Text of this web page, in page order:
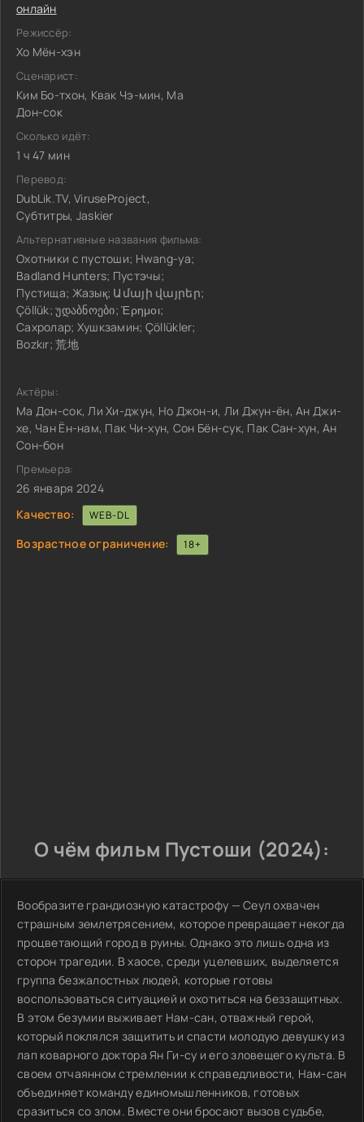
онлайн
Режиссёр:
Хо Мён-хэн
Сценарист:
Ким Бо-тхон, Квак Чэ-мин, Ма
Дон-сок
Сколько идёт:
1 ч 47 мин
Перевод:
DubLik.TV, ViruseProject,
Субтитры, Jaskier
Альтернативные названия фильма:
Охотники с пустоши; Hwang-ya;
Badland Hunters; Пустэчы;
Пустища; Жазық; Ամայի վայրեր;
Çöllük; უდაბნოები; Έρημοι;
Сахролар; Хушкзамин; Çöllükler;
Bozkır; 荒地
Актёры:
Ма Дон-сок, Ли Хи-джун, Но Джон-и, Ли Джун-ён, Ан Джи-
хе, Чан Ён-нам, Пак Чи-хун, Сон Бён-сук, Пак Сан-хун, Ан
Сон-бон
Премьера:
26 января 2024
Качество:
WEB-DL
Возрастное ограничение: 18+
О чём фильм Пустоши (2024):
Вообразите грандиозную катастрофу — Сеул охвачен
страшным землетрясением, которое превращает некогда
процветающий город в руины. Однако это лишь одна из
сторон трагедии. В хаосе, среди уцелевших, выделяется
группа безжалостных людей, которые готовы
воспользоваться ситуацией и охотиться на беззащитных.
В этом безумии выживает Нам-сан, отважный герой,
который поклялся защитить и спасти молодую девушку из
лап коварного доктора Ян Ги-су и его зловещего культа. В
своем отчаянном стремлении к справедливости, Нам-сан
объединяет команду единомышленников, готовых
сразиться со злом. Вместе они бросают вызов судьбе,